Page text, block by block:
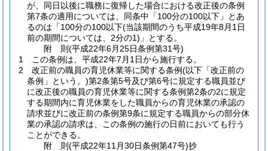
が、同日以後に職務に復帰した場合における改正後の条例
第7条の適用については、同条中「100分の100以下」とあ
るのは「100分の100以下(当該期間のうち平成19年8月1日
前の期間については、2分の1) 」とする。
附 則(平成22年6月25日条例第31号)
1
この条例は、平成22年7月1日から施行する。
2
改正前の職員の育児休業等に関する条例(以下「改正前の
条例」という。)第2条第5号及び第6号に規定する職員並び
に改正後の職員の育児休業等に関する条例第2条の2に規定
する期間内に育児休業をした職員からの育児休業の承認の
請求並びに改正前の条例第9条に規定する職員からの部分休
業の承認の請求は、この条例の施行の日前においても行う
ことができる。
附 則(平成22年11月30日条例第47号)抄